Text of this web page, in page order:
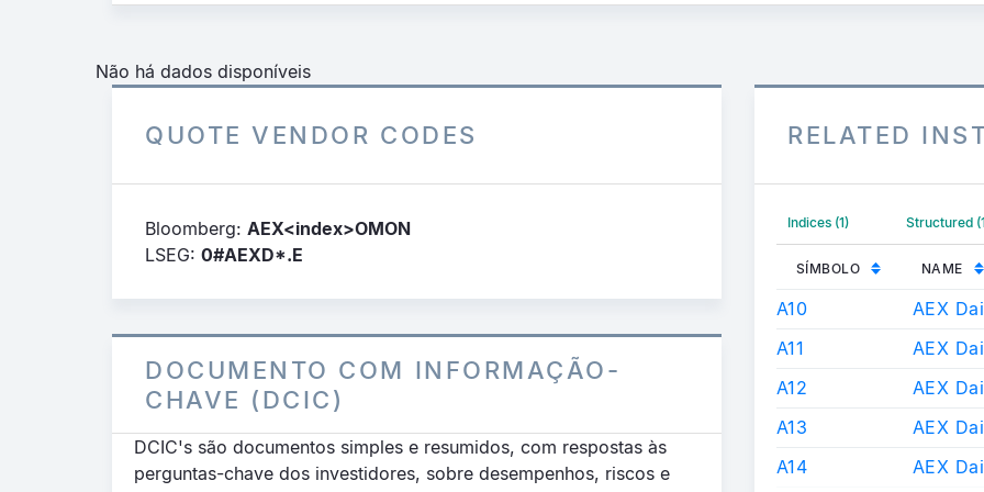
Não há dados disponíveis
QUOTE VENDOR CODES
Bloomberg: AEX<index>OMON
LSEG: 0#AEXD*.E
DOCUMENTO COM INFORMAÇÃO-
CHAVE (DCIC)
DCIC's são documentos simples e resumidos, com respostas às
perguntas-chave dos investidores, sobre desempenhos, riscos e
RELATED
Indices (1) Structured
SÍMBOLO NAME
A10
AEX
A11
AEX
A12
AEX
A13
AEX
A14
AEX